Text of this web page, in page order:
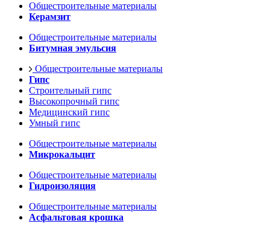
Общестроительные материалы
Керамзит
Общестроительные материалы
Битумная эмульсия
Общестроительные материалы
Гипс
Строительный гипс
Высокопрочный гипс
Медицинский гипс
Умный гипс
Общестроительные материалы
Микрокальцит
Общестроительные материалы
Гидроизоляция
Общестроительные материалы
Асфальтовая крошка